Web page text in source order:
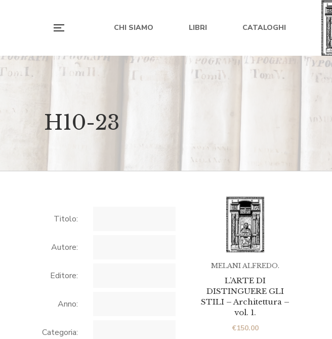
CHI SIAMO LIBRI CATALOGHI
H10-23
L’ARTE DI
DISTINGUERE GLI
STILI – Architettura –
vol. 1.
€150.00
MELANI ALFREDO.
Titolo:
Autore:
Editore:
Anno:
Categoria: